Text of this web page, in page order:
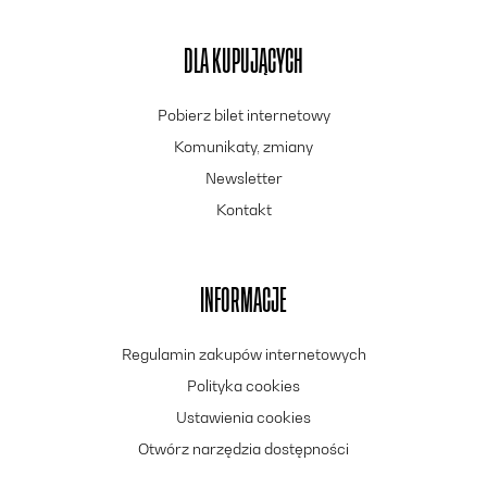
DLA KUPUJĄCYCH
Pobierz bilet internetowy
Komunikaty, zmiany
Newsletter
Kontakt
INFORMACJE
Regulamin zakupów internetowych
Polityka cookies
Ustawienia cookies
Otwórz narzędzia dostępności